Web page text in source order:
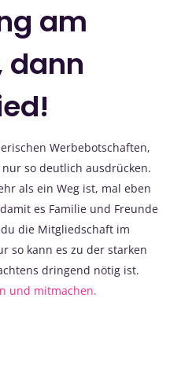
am
dann
Werbebotschaften,
so deutlich ausdrücken.
als ein Weg ist, mal eben
es Familie und Freunde
die Mitgliedschaft im
so kann es zu der starken
dringend nötig ist.
und mitmachen.